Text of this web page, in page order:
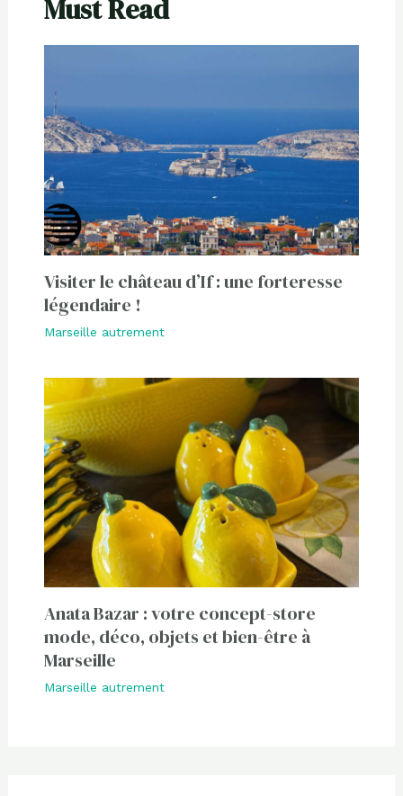
Must Read
Visiter le château d’If : une forteresse
légendaire !
Marseille autrement
Anata Bazar : votre concept-store
mode, déco, objets et bien-être à
Marseille
Marseille autrement